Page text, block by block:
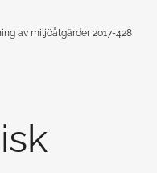
av miljöåtgärder 2017-428